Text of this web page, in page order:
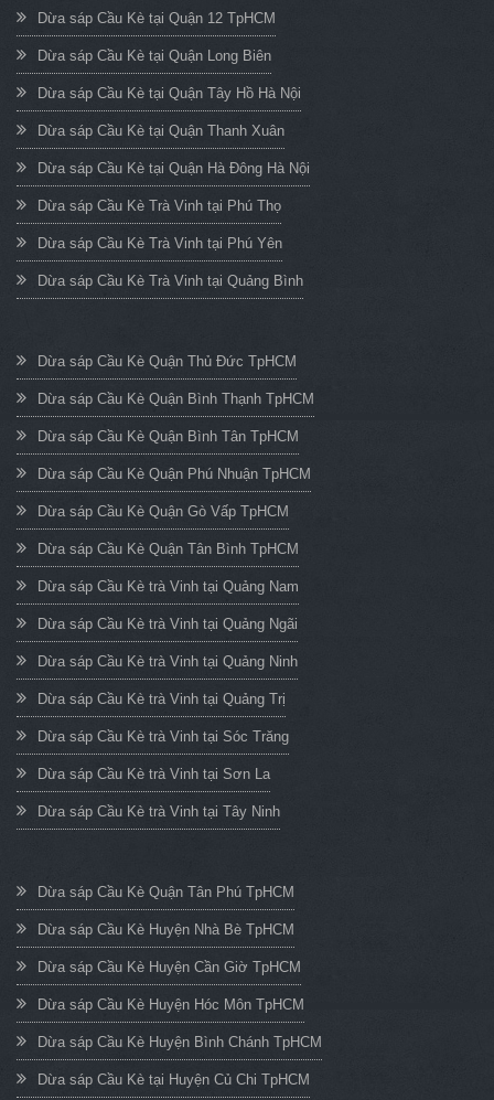
Dừa sáp Cầu Kè tại Quận 12 TpHCM
Dừa sáp Cầu Kè tại Quận Long Biên
Dừa sáp Cầu Kè tại Quận Tây Hồ Hà Nội
Dừa sáp Cầu Kè tại Quận Thanh Xuân
Dừa sáp Cầu Kè tại Quận Hà Đông Hà Nội
Dừa sáp Cầu Kè Trà Vinh tại Phú Thọ
Dừa sáp Cầu Kè Trà Vinh tại Phú Yên
Dừa sáp Cầu Kè Trà Vinh tại Quảng Bình
Dừa sáp Cầu Kè Quận Thủ Đức TpHCM
Dừa sáp Cầu Kè Quận Bình Thạnh TpHCM
Dừa sáp Cầu Kè Quận Bình Tân TpHCM
Dừa sáp Cầu Kè Quận Phú Nhuận TpHCM
Dừa sáp Cầu Kè Quận Gò Vấp TpHCM
Dừa sáp Cầu Kè Quận Tân Bình TpHCM
Dừa sáp Cầu Kè trà Vinh tại Quảng Nam
Dừa sáp Cầu Kè trà Vinh tại Quảng Ngãi
Dừa sáp Cầu Kè trà Vinh tại Quảng Ninh
Dừa sáp Cầu Kè trà Vinh tại Quảng Trị
Dừa sáp Cầu Kè trà Vinh tại Sóc Trăng
Dừa sáp Cầu Kè trà Vinh tại Sơn La
Dừa sáp Cầu Kè trà Vinh tại Tây Ninh
Dừa sáp Cầu Kè Quận Tân Phú TpHCM
Dừa sáp Cầu Kè Huyện Nhà Bè TpHCM
Dừa sáp Cầu Kè Huyện Cần Giờ TpHCM
Dừa sáp Cầu Kè Huyện Hóc Môn TpHCM
Dừa sáp Cầu Kè Huyện Bình Chánh TpHCM
Dừa sáp Cầu Kè tại Huyện Củ Chi TpHCM